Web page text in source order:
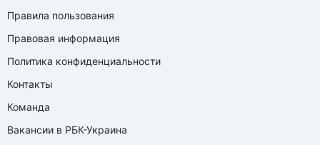
Правила пользования
Правовая информация
Политика конфиденциальности
Контакты
Команда
Вакансии в РБК-Украина